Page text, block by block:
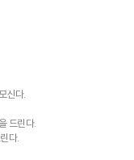
신다.
드린다.
다.